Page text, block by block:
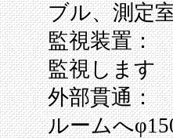
ブル、測定
監視装置：
監視します
外部貫通：
ルームへ